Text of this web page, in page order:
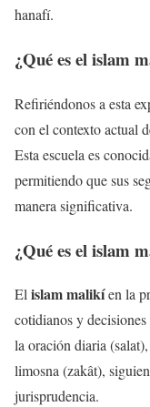
hanafí.
¿Qué es elislam
Refiriéndonos a esta
con el contexto actual
Esta escuela es
permitiendo que sus
manera significativa.
¿Qué es elislam
Elislam malikíen la
cotidianos y
la oración diaria
limosna (zakât),
jurisprudencia.